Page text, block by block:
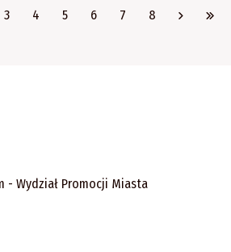
3 4 5 6 7 8
- Wydział Promocji Miasta